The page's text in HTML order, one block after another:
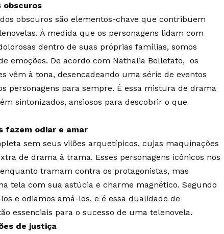
obscuros
obscuros são elementos-chave que contribuem
À medida que os personagens lidam com
dentro de suas próprias famílias, somos
emoções. De acordo com Nathalia Belletato, os
vêm à tona, desencadeando uma série de eventos
personagens para sempre. É essa mistura de drama
sintonizados, ansiosos para descobrir o que
fazem odiar e amar
sem seus vilões arquetípicos, cujas maquinações
de drama à trama. Esses personagens icônicos nos
tramam contra os protagonistas, mas
tela com sua astúcia e charme magnético. Segundo
e odiamos amá-los, e é essa dualidade de
essenciais para o sucesso de uma telenovela.
de justiça